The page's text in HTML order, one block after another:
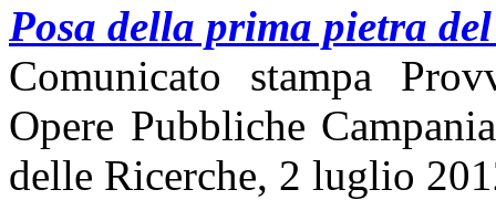
Posa della prima pietra
Comunicato stampa
Opere Pubbliche
delle Ricerche, 2 luglio